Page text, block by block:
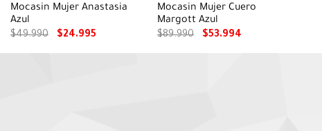
Mocasin Mujer Anastasia
Azul
$49.990 $24.995
Mocasin Mujer Cuero
Margott Azul
$89.990 $53.994